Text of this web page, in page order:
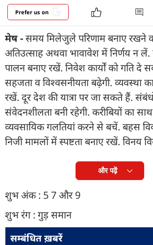
Prefer us on
मेष -समय मिलेजुले परिणाम बनाए रखने
अतिउत्साह अथवा भावावेश में निर्णय न लें.
पालन बनाए रखें. निवेश कार्यों को गति दे
सहजता व विश्वसनीयता बढे़गी. व्यवस्था
रखें. दूर देश की यात्रा पर जा सकते हैं.
संवेदनशीलता बनी रहेगी. करीबियों का
व्यवसायिक गलतियां करने से बचें. बहस
निजी मामलों में स्पष्टता बनाए रखें.
और पढ़ें
शुभ अंक : 5 7 और 9
शुभ रंग : गुड़ समान
सम्बंधित ख़बरें